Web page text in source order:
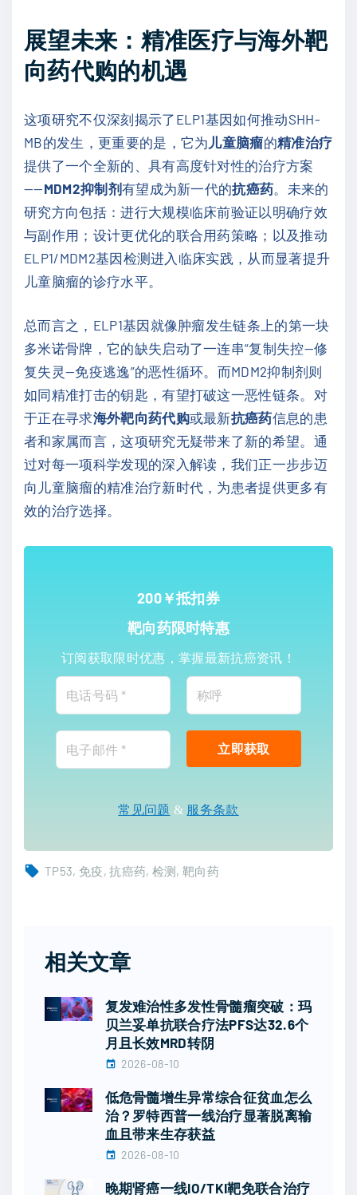
展望未来：精准医疗与海外靶
向药代购的机遇
这项研究不仅深刻揭示了ELP1基因如何推动SHH-
MB的发生，更重要的是，它为 儿童脑瘤的精准治疗
提供了一个全新的、具有高度针对性的治疗方案
——MDM2抑制剂有望成为新一代的抗癌药。未来的
研究方向包括：进行大规模临床前验证以明确疗效
与副作用；设计更优化的联合用药策略；以及推动
ELP1/MDM2基因检测进入临床实践，从而显著提升
儿童脑瘤的诊疗水平。
总而言之，ELP1基因就像肿瘤发生链条上的第一块
多米诺骨牌，它的缺失启动了一连串“复制失控—修
复失灵—免疫逃逸”的恶性循环。而MDM2抑制剂则
如同精准打击的钥匙，有望打破这一恶性链条。对
于正在寻求海外靶向药代购或最新抗癌药信息的患
者和家属而言，这项研究无疑带来了新的希望。通
过对每一项科学发现的深入解读，我们正一步步迈
向儿童脑瘤的精准治疗新时代，为患者提供更多有
效的治疗选择。
200￥抵扣券
靶向药限时特惠
订阅获取限时优惠，掌握最新抗癌资讯！
常见问题 & 服务条款
TP53 免疫 抗癌药 检测 靶向药
相关文章
复发难治性多发性骨髓瘤突破：玛
贝兰妥单抗联合疗法PFS达32.6个
月且长效MRD转阴
2026-08-10
低危骨髓增生异常综合征贫血怎么
治？罗特西普一线治疗显著脱离输
血且带来生存获益
2026-08-10
晚期肾癌一线IO/TKI靶免联合治疗